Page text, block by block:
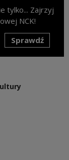
tylko... Zajrzyj
NCK!
Sprawdź